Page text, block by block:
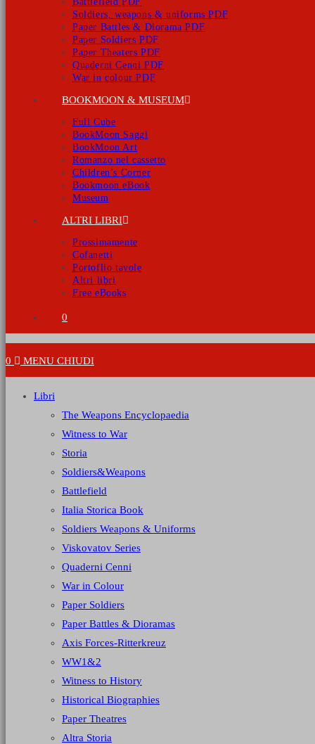
Soldiers, weapons & uniforms PDF
Paper Battles & Diorama PDF
Paper Soldiers PDF
Paper Theaters PDF
Quaderni Cenni PDF
War in colour PDF
BOOKMOON & MUSEUM
Full Cube
BookMoon Saggi
BookMoon Art
Romanzo nel cassetto
Children’s Corner
Bookmoon eBook
Museum
ALTRI LIBRI
Prossimamente
Cofanetti
Portoflio tavole
Altri libri
Free eBooks
0
0 MENU CHIUDI
Libri
The Weapons Encyclopaedia
Witness to War
Storia
Soldiers&Weapons
Battlefield
Italia Storica Book
Soldiers Weapons & Uniforms
Viskovatov Series
Quaderni Cenni
War in Colour
Paper Soldiers
Paper Battles & Dioramas
Axis Forces-Ritterkreuz
WW1&2
Witness to History
Historical Biographies
Paper Theatres
Altra Storia